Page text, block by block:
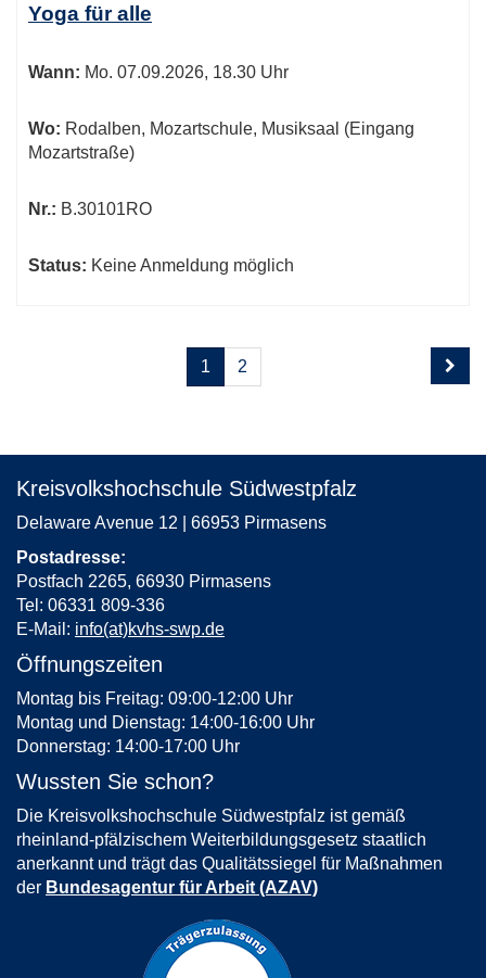
Yoga für alle
Wann: Mo. 07.09.2026, 18.30 Uhr
Wo: Rodalben, Mozartschule, Musiksaal (Eingang
Mozartstraße)
Nr.: B.30101RO
Status: Keine Anmeldung möglich
Seiten
blättern
1 2
Kreisvolkshochschule Südwestpfalz
Delaware Avenue 12 | 66953 Pirmasens
Postadresse:
Postfach 2265, 66930 Pirmasens
Tel: 06331 809-336
E-Mail: info(at)kvhs-swp.de
Öffnungszeiten
Montag bis Freitag: 09:00-12:00 Uhr
Montag und Dienstag: 14:00-16:00 Uhr
Donnerstag: 14:00-17:00 Uhr
Wussten Sie schon?
Die Kreisvolkshochschule Südwestpfalz ist gemäß
rheinland-pfälzischem Weiterbildungsgesetz staatlich
anerkannt und trägt das Qualitätssiegel für Maßnahmen
der Bundesagentur für Arbeit (AZAV)